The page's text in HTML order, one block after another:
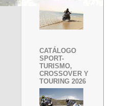
CATÁLOGO
SPORT-
TURISMO,
CROSSOVER Y
TOURING 2026